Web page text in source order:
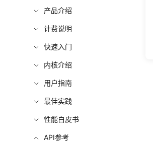
产品介绍
计费说明
快速入门
内核介绍
用户指南
最佳实践
性能白皮书
API参考